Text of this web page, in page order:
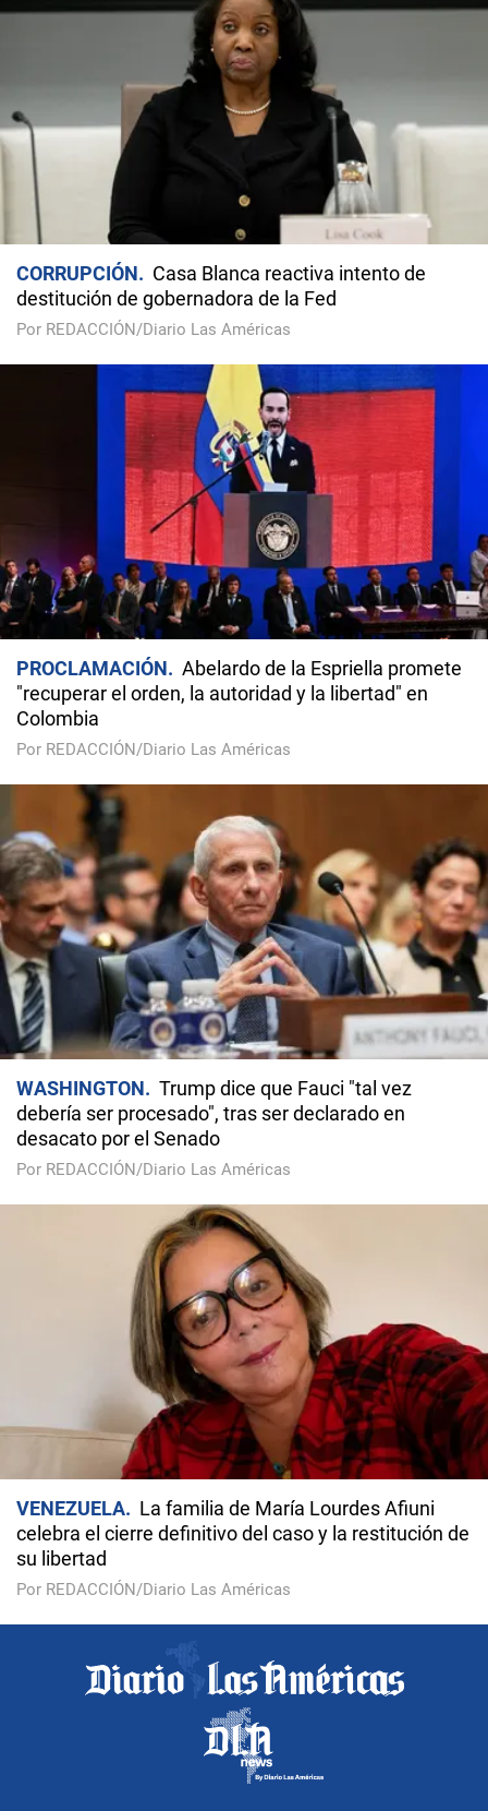
CORRUPCIÓN
Casa Blanca reactiva intento de
destitución de gobernadora de la Fed
Por REDACCIÓN/Diario Las Américas
PROCLAMACIÓN
Abelardo de la Espriella promete
"recuperar el orden, la autoridad y la libertad" en
Colombia
Por REDACCIÓN/Diario Las Américas
WASHINGTON
Trump dice que Fauci "tal vez
debería ser procesado", tras ser declarado en
desacato por el Senado
Por REDACCIÓN/Diario Las Américas
VENEZUELA
La familia de María Lourdes Afiuni
celebra el cierre definitivo del caso y la restitución de
su libertad
Por REDACCIÓN/Diario Las Américas